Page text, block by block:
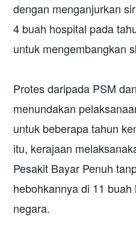
dengan menganjurkan
4 buah hospital pada
untuk mengembangkan
Protes daripada PSM
menundakan
untuk beberapa tahun
itu, kerajaan
Pesakit Bayar Penuh
hebohkannya di 11
negara.